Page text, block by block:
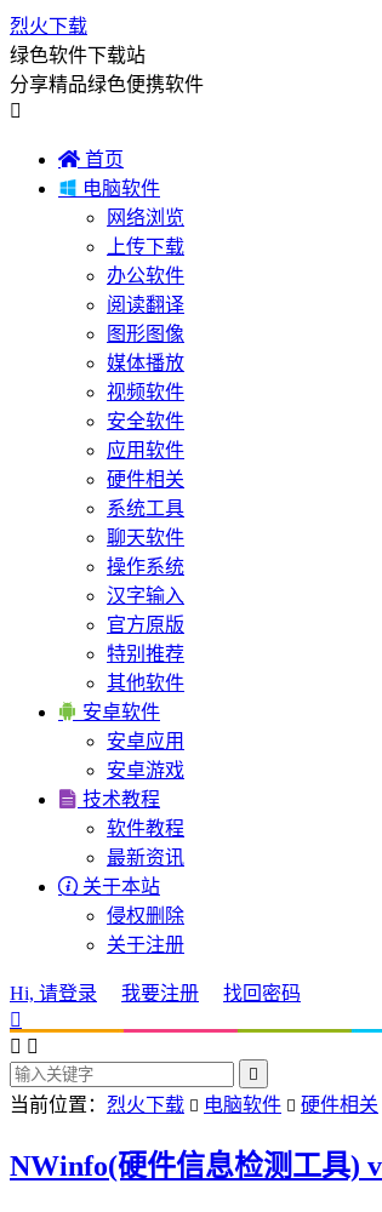
烈火下载
绿色软件下载站
分享精品绿色便携软件

 首页
 电脑软件
网络浏览
上传下载
办公软件
阅读翻译
图形图像
媒体播放
视频软件
安全软件
应用软件
硬件相关
系统工具
聊天软件
操作系统
汉字输入
官方原版
特别推荐
其他软件
 安卓软件
安卓应用
安卓游戏
 技术教程
软件教程
最新资讯
 关于本站
侵权删除
关于注册
Hi, 请登录 我要注册
找回密码

 

当前位置： 烈火下载  电脑软件  硬件相关
NWinfo(硬件信息检测工具)